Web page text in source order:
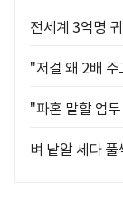
전세계 3억명
"저걸 왜 2배
"파혼 말할 엄
벼 낱알 세다